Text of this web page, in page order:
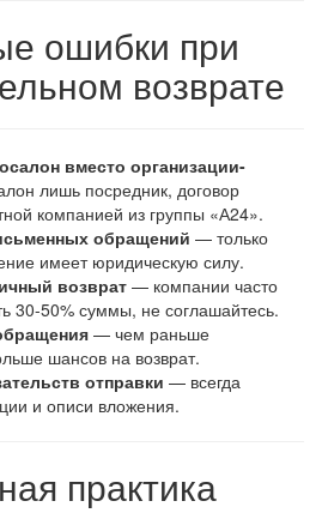
ошибки при
возврате
вместо организации-
лишь посредник, договор
компанией из группы «А24».
обращений — только
имеет юридическую силу.
возврат — компании часто
30-50% суммы, не соглашайтесь.
— чем раньше
шансов на возврат.
отправки — всегда
и описи вложения.
практика